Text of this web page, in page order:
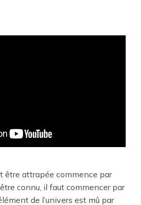
être attrapée commence par
être connu, il faut commencer par
de l’univers est mû par